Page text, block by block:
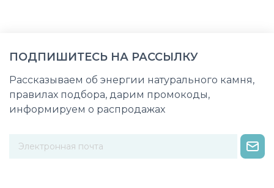
ПОДПИШИТЕСЬ НА РАССЫЛКУ
Рассказываем об энергии натурального камня,
правилах подбора, дарим промокоды,
информируем о распродажах